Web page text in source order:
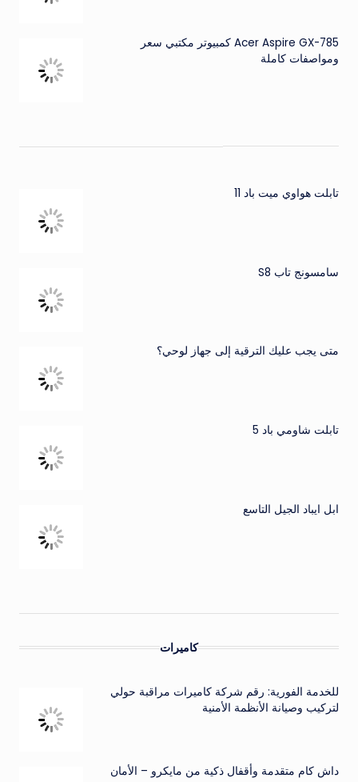
Acer Aspire GX-785 كمبيوتر مكتبي سعر
ومواصفات كاملة
تابلت هواوي ميت باد 11
سامسونج تاب S8
متى يجب عليك الترقية إلى جهاز لوحي؟
تابلت شاومي باد 5
ابل ايباد الجيل التاسع
كاميرات
للخدمة الفورية: رقم شركة كاميرات مراقبة حولي
لتركيب وصيانة الأنظمة الأمنية
داش كام متقدمة وأقفال ذكية من مايكرو – الأمان